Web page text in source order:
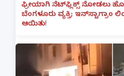
ಫ್ರೀಯಾಗಿ ನೆಟ್‌ಫ್ಲಿಕ್ಸ್ ನೋಡಲು
ಬೆಂಗಳೂರು ವ್ಯಕ್ತಿ; ಇನ್‌ಸ್ಟಾಗ್ರಾಂ
ಆಯಿತು!